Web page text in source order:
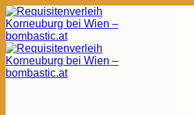
Zum
Inhalt
springen